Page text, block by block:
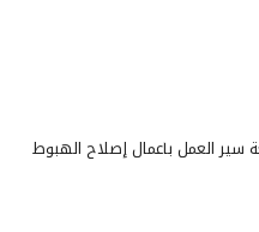
سير العمل بأعمال إصلاح الهبوط